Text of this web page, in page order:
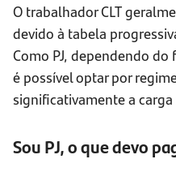
O trabalhador CLT
devido à tabela
Como PJ, dependendo
é possível optar por
significativamente a
Sou PJ, o que devo